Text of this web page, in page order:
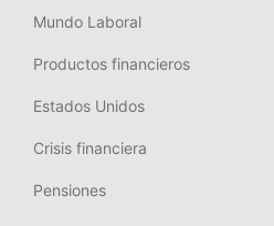
Mundo Laboral
Productos financieros
Estados Unidos
Crisis financiera
Pensiones